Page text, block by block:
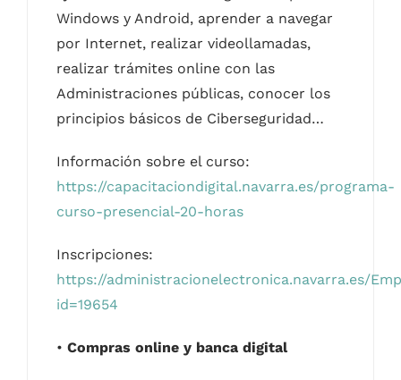
Windows y Android, aprender a navegar
por Internet, realizar videollamadas,
realizar trámites online con las
Administraciones públicas, conocer los
principios básicos de Ciberseguridad…
Información sobre el curso:
https://capacitaciondigital.navarra.es/programa-
curso-presencial-20-horas
Inscripciones:
https://administracionelectronica.navarra.es/
id=19654
•Compras online y banca digital